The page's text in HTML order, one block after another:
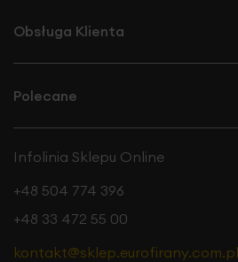
Obsługa Klienta
Polecane
Infolinia Sklepu Online
+48 504 774 396
+48 33 472 55 00
kontakt@sklep.eurofirany.com.pl